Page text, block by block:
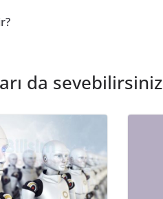
da sevebilirsiniz